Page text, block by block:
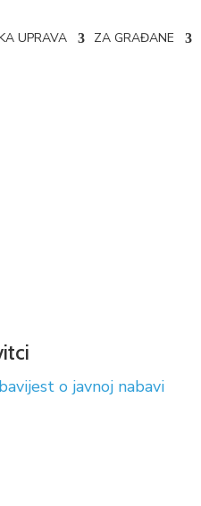
UPRAVA ZA GRAĐANE
o javnoj nabavi